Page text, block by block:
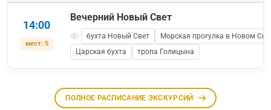
14:00
мест: 5
Вечерний Новый Свет
бухта Новый Свет
Морская прогулка в Новом
Царская бухта
тропа Голицына
ПОЛНОЕ РАСПИСАНИЕ ЭКСКУРСИЙ